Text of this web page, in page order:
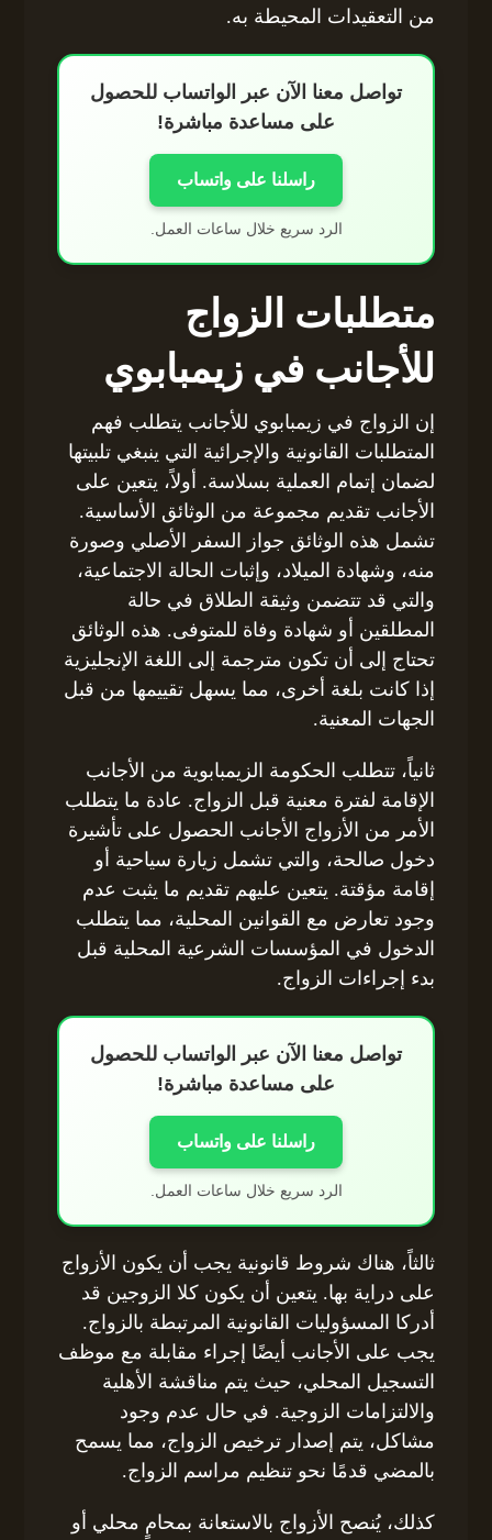
من التعقيدات المحيطة به.
تواصل معنا الآن عبر الواتساب للحصول
على مساعدة مباشرة!
راسلنا على واتساب
الرد سريع خلال ساعات العمل.
متطلبات الزواج
للأجانب في زيمبابوي
إن الزواج في زيمبابوي للأجانب يتطلب فهم
المتطلبات القانونية والإجرائية التي ينبغي تلبيتها
لضمان إتمام العملية بسلاسة. أولاً، يتعين على
الأجانب تقديم مجموعة من الوثائق الأساسية.
تشمل هذه الوثائق جواز السفر الأصلي وصورة
منه، وشهادة الميلاد، وإثبات الحالة الاجتماعية،
والتي قد تتضمن وثيقة الطلاق في حالة
المطلقين أو شهادة وفاة للمتوفى. هذه الوثائق
تحتاج إلى أن تكون مترجمة إلى اللغة الإنجليزية
إذا كانت بلغة أخرى، مما يسهل تقييمها من قبل
الجهات المعنية.
ثانياً، تتطلب الحكومة الزيمبابوية من الأجانب
الإقامة لفترة معنية قبل الزواج. عادة ما يتطلب
الأمر من الأزواج الأجانب الحصول على تأشيرة
دخول صالحة، والتي تشمل زيارة سياحية أو
إقامة مؤقتة. يتعين عليهم تقديم ما يثبت عدم
وجود تعارض مع القوانين المحلية، مما يتطلب
الدخول في المؤسسات الشرعية المحلية قبل
بدء إجراءات الزواج.
تواصل معنا الآن عبر الواتساب للحصول
على مساعدة مباشرة!
راسلنا على واتساب
الرد سريع خلال ساعات العمل.
ثالثاً، هناك شروط قانونية يجب أن يكون الأزواج
على دراية بها. يتعين أن يكون كلا الزوجين قد
أدركا المسؤوليات القانونية المرتبطة بالزواج.
يجب على الأجانب أيضًا إجراء مقابلة مع موظف
التسجيل المحلي، حيث يتم مناقشة الأهلية
والالتزامات الزوجية. في حال عدم وجود
مشاكل، يتم إصدار ترخيص الزواج، مما يسمح
بالمضي قدمًا نحو تنظيم مراسم الزواج.
كذلك، يُنصح الأزواج بالاستعانة بمحامٍ محلي أو